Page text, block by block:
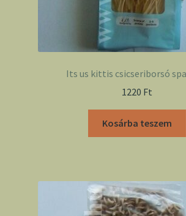
Its us kittis csicseriborsó
1220 Ft
Kosárba teszem